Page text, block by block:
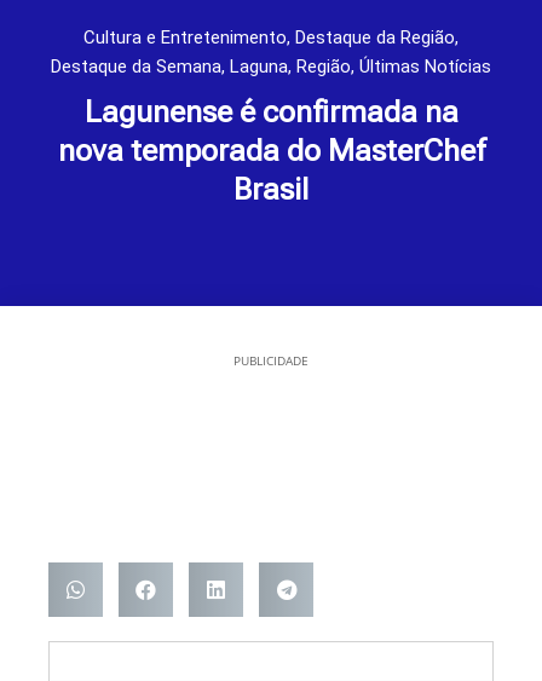
Cultura e Entretenimento, Destaque da Região,
Destaque da Semana, Laguna, Região, Últimas Notícias
Lagunense é confirmada na
nova temporada do MasterChef
Brasil
PUBLICIDADE